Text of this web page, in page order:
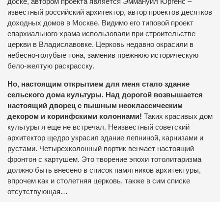
известный российский архитектор, автор проектов десятков
доходных домов в Москве. Видимо его типовой проект
епархиального храма использовали при строительстве
церкви в Владиславовке. Церковь недавно окрасили в
небесно-голубые тона, заменив прежнюю историческую
бело-желтую раскрасску.
Но, настоящим открытием для меня стало здание
сельского дома культуры. Над дорогой возвышается
настоящий дворец с пышным неоклассическим
декором и коринфскими колоннами! Таких красивых дом
культуры я еще не встречал. Неизвестный советский
архитектор щедро украсил здание лепниной, карнизами и
рустами. Четырехколонный портик венчает настоящий
фронтон с картушем. Это творение эпохи тотолитаризма
должно быть внесено в список памятников архитектуры,
впрочем как и столетняя церковь, также в сим списке
отсутствующая…